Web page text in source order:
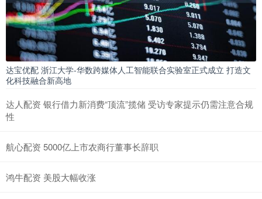
达宝优配 浙江大学-华数跨媒体人工智能联合实验室正式成立 打造文
化科技融合新高地
达人配资 银行借力新消费“顶流”揽储 受访专家提示仍需注意合规
性
航心配资 5000亿上市农商行董事长辞职
鸿牛配资 美股大幅收涨